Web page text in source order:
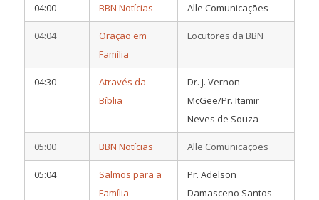
04:00 BBN Notícias Alle Comunicações
04:04
Oração em
Família
Locutores da BBN
04:30
Através da
Bíblia
Dr. J. Vernon
McGee/Pr. Itamir
Neves de Souza
05:00 BBN Notícias Alle Comunicações
05:04
Salmos para a
Família
Pr. Adelson
Damasceno Santos